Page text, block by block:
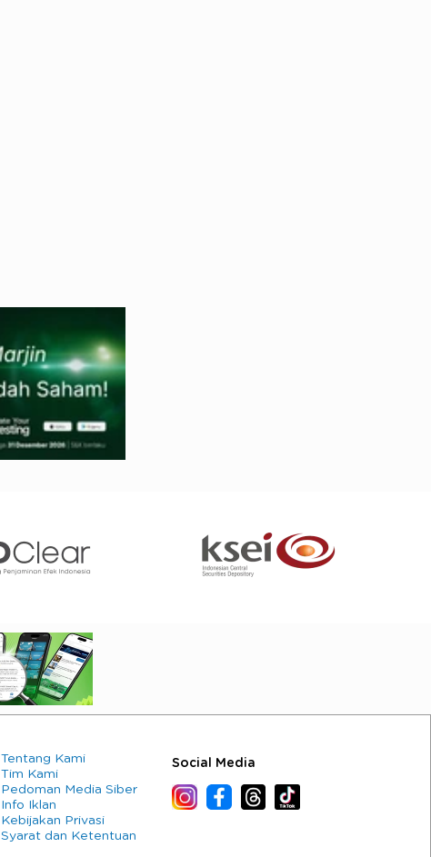
Tentang Kami
Tim Kami
Pedoman Media Siber
Info Iklan
Kebijakan Privasi
Syarat dan Ketentuan
Social Media